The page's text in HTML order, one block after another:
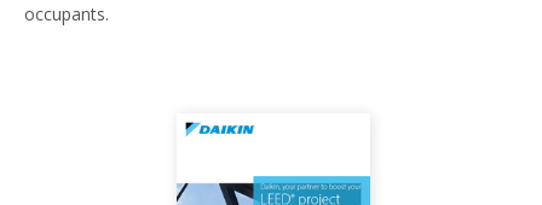
occupants.